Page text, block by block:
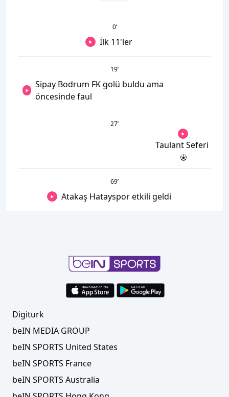
0’
İlk 11'ler
19’
Sipay Bodrum FK golü buldu ama
öncesinde faul
27’
Taulant Seferi
69’
Atakaş Hatayspor etkili geldi
Digiturk
beIN MEDIA GROUP
beIN SPORTS United States
beIN SPORTS France
beIN SPORTS Australia